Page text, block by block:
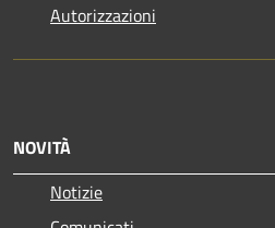
Autorizzazioni
NOVITÀ
Notizie